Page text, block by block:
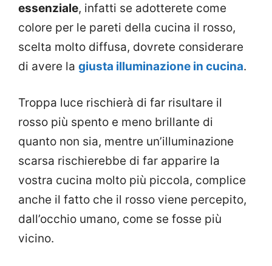
essenziale, infatti se adotterete come
colore per le pareti della cucina il rosso,
scelta molto diffusa, dovrete considerare
di avere la giusta illuminazione in cucina.
Troppa luce rischierà di far risultare il
rosso più spento e meno brillante di
quanto non sia, mentre un’illuminazione
scarsa rischierebbe di far apparire la
vostra cucina molto più piccola, complice
anche il fatto che il rosso viene percepito,
dall’occhio umano, come se fosse più
vicino.